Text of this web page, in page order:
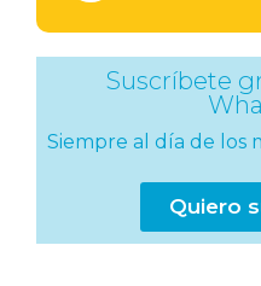
Suscríbete
Siempre al día de
Quiero